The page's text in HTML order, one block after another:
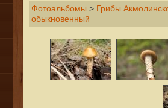
Фотоальбомы > Грибы
обыкновенный